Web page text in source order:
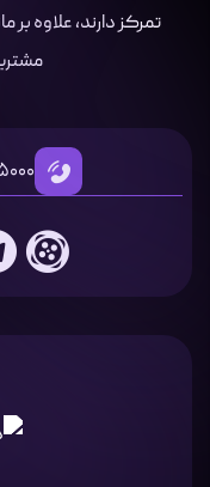
تمرکز دارند، علاوه بر